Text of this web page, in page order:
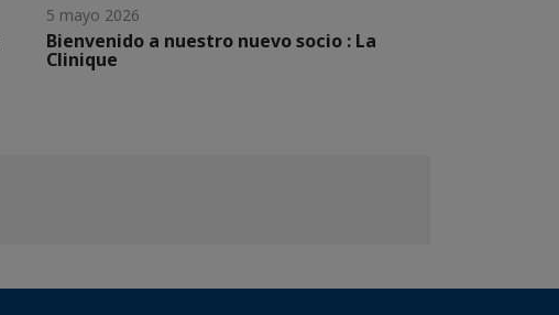
5 mayo 2026
Bienvenido a nuestro nuevo socio : La
Clinique